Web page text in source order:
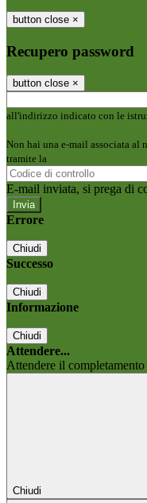
button close ×
Recupero password
button close ×
all'indirizzo indicato con le
Non hai una e-mail associata al
tramite la
E-mail inviata, si prega di
Errore
Chiudi
Successo
Chiudi
Informazione
Chiudi
Attendere...
Attendere il
Chiudi